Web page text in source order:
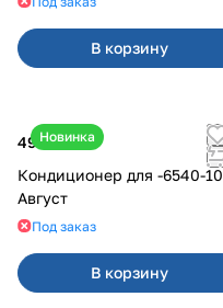
В корзину
Новинка
49 000 ₽
Кондиционер для -6540-10
Август
Под заказ
В корзину